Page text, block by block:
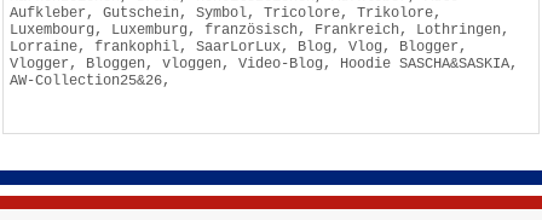
Aufkleber, Gutschein, Symbol, Tricolore, Trikolore,
Luxembourg, Luxemburg, französisch, Frankreich, Lothringen,
Lorraine, frankophil, SaarLorLux, Blog, Vlog, Blogger,
Vlogger, Bloggen, vloggen, Video-Blog, Hoodie SASCHA&SASKIA,
AW-Collection25&26,